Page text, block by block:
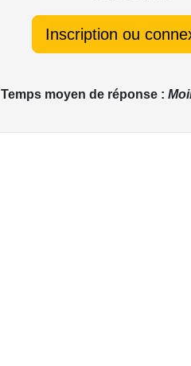
Inscription ou
Temps moyen de réponse :